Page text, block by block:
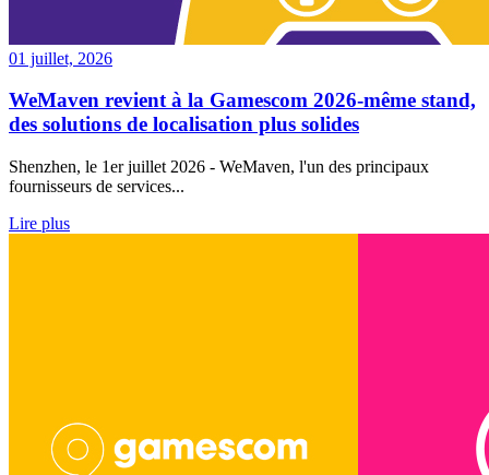
01 juillet, 2026
WeMaven revient à la Gamescom 2026-même stand,
des solutions de localisation plus solides
Shenzhen, le 1er juillet 2026 - WeMaven, l'un des principaux
fournisseurs de services...
Lire plus